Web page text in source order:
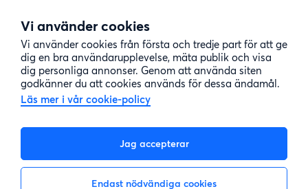
Vi använder cookies
Vi använder cookies från första och tredje part för att ge
dig en bra användarupplevelse, mäta publik och visa
dig personliga annonser. Genom att använda siten
godkänner du att cookies används för dessa ändamål.
Läs mer i vår cookie-policy
Jag accepterar
Endast nödvändiga cookies
Cookiepolicy
Sitemap
Kundtjänst
08-22 00 90